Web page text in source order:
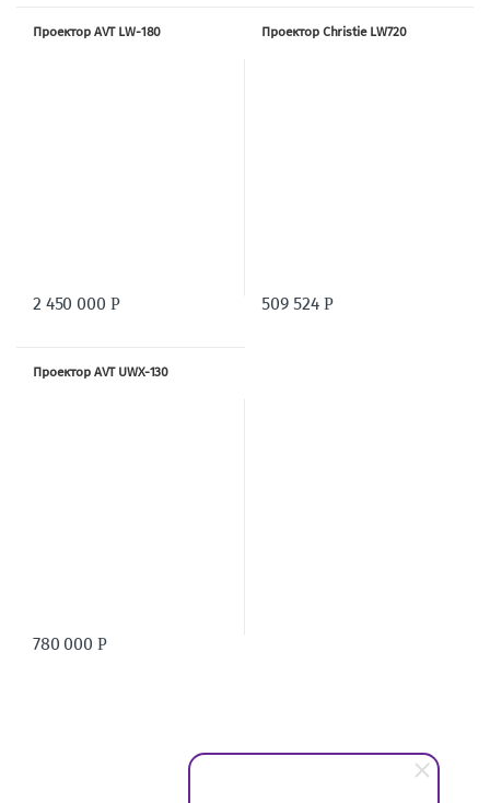
Проектор AVT LW-180
2 450 000 Р
Проектор Christie LW720
509 524 Р
Проектор AVT UWX-130
780 000 Р